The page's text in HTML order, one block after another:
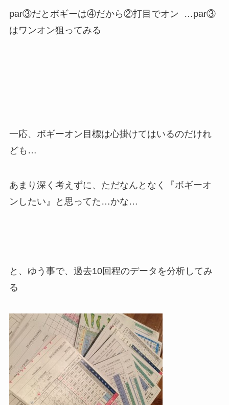
par③だとボギーは④だから②打目でオン …par③
はワンオン狙ってみる
一応、ボギーオン目標は心掛けてはいるのだけれ
ども…
あまり深く考えずに、ただなんとなく『ボギーオ
ンしたい』と思ってた…かな…
と、ゆう事で、過去10回程のデータを分析してみ
る